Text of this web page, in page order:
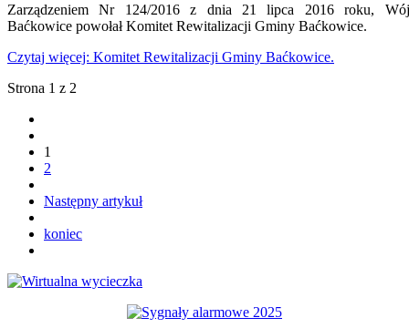
Zarządzeniem Nr 124/2016 z dnia 21 lipca 2016 roku,
Baćkowice powołał Komitet Rewitalizacji Gminy Baćkowice.
Czytaj więcej: Komitet Rewitalizacji Gminy Baćkowice.
Strona 1 z 2
1
2
Następny artykuł
koniec